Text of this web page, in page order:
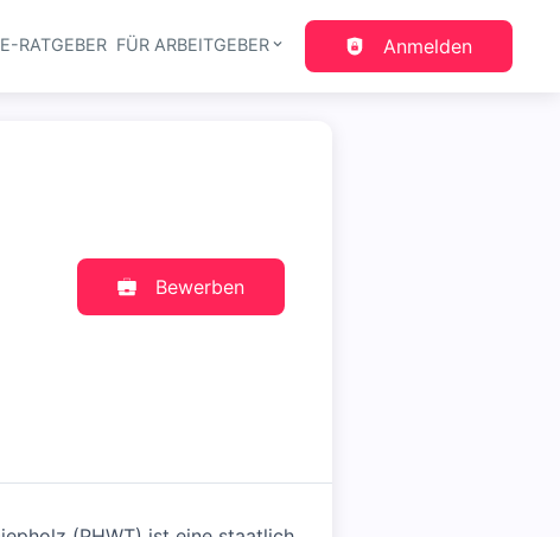
RATGEBER FÜR ARBEITGEBER Anmelden
Bewerben